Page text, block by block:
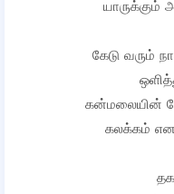
யாருக்கும்
கேடு வரும்
கன்மலையின்
கலக்கம்